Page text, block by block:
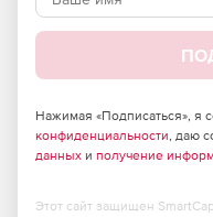
Нажимая «Подписаться», я
конфиденциальности, даю
данных и получение
Этот сайт защищен